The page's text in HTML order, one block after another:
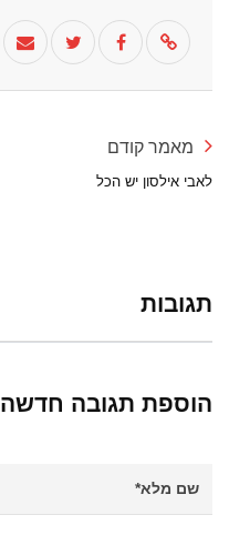
מאמר קודם
לאבי אילסון יש הכל
תגובות
הוספת תגובה חדשה